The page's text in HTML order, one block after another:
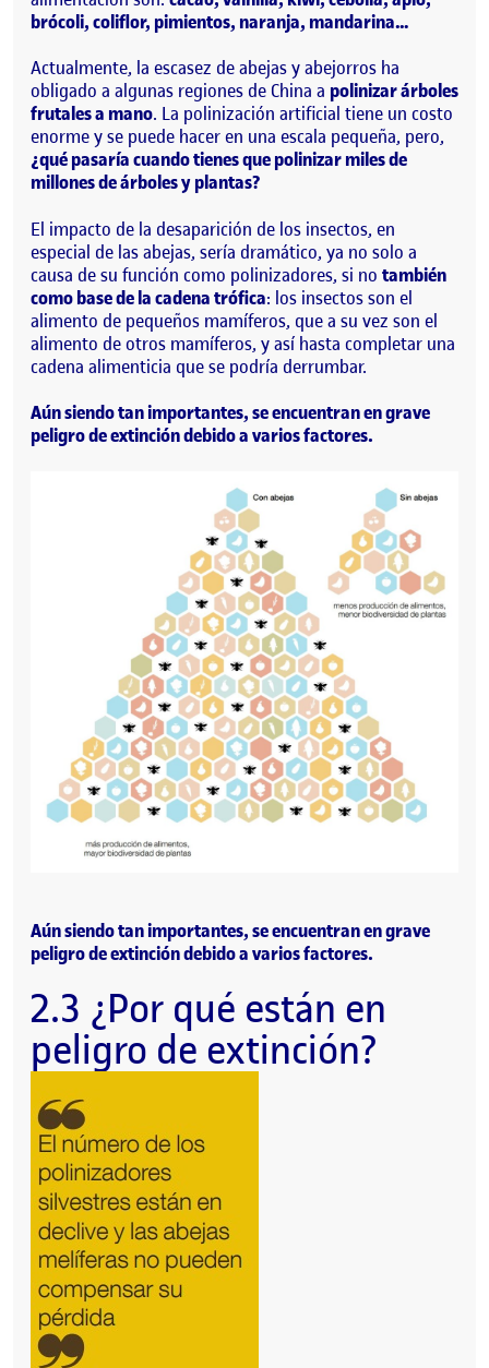
brócoli, coliflor, pimientos, naranja, mandarina…
Actualmente, la escasez de abejas y abejorros ha
obligado a algunas regiones de China a polinizar árboles
frutales a mano. La polinización artificial tiene un costo
enorme y se puede hacer en una escala pequeña, pero,
¿qué pasaría cuando tienes que polinizar miles de
millones de árboles y plantas?
El impacto de la desaparición de los insectos, en
especial de las abejas, sería dramático, ya no solo a
causa de su función como polinizadores, si no también
como base de la cadena trófica: los insectos son el
alimento de pequeños mamíferos, que a su vez son el
alimento de otros mamíferos, y así hasta completar una
cadena alimenticia que se podría derrumbar.
Aún siendo tan importantes, se encuentran en grave
peligro de extinción debido a varios factores.
Aún siendo tan importantes, se encuentran en grave
peligro de extinción debido a varios factores.
2.3 ¿Por qué están en
peligro de extinción?